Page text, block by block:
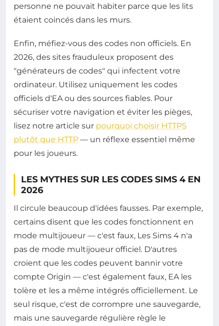
personne ne pouvait habiter parce que les lits
étaient coincés dans les murs.
Enfin, méfiez-vous des codes non officiels. En
2026, des sites frauduleux proposent des
"générateurs de codes" qui infectent votre
ordinateur. Utilisez uniquement les codes
officiels d'EA ou des sources fiables. Pour
sécuriser votre navigation et éviter les pièges,
lisez notre article sur pourquoi choisir HTTPS
plutôt que HTTP — un réflexe essentiel même
pour les joueurs.
LES MYTHES SUR LES CODES SIMS 4 EN
2026
Il circule beaucoup d'idées fausses. Par exemple,
certains disent que les codes fonctionnent en
mode multijoueur — c'est faux, Les Sims 4 n'a
pas de mode multijoueur officiel. D'autres
croient que les codes peuvent bannir votre
compte Origin — c'est également faux, EA les
tolère et les a même intégrés officiellement. Le
seul risque, c'est de corrompre une sauvegarde,
mais une sauvegarde régulière règle le